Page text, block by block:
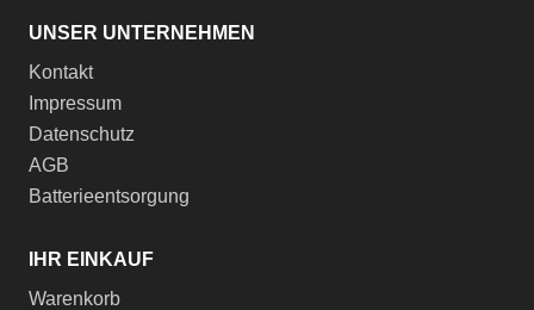
UNSER UNTERNEHMEN
Kontakt
Impressum
Datenschutz
AGB
Batterieentsorgung
IHR EINKAUF
Warenkorb